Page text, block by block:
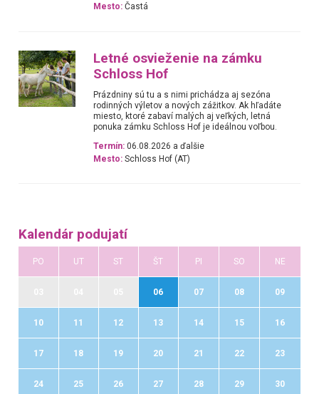
Mesto: Častá
Letné osvieženie na zámku
Schloss Hof
Prázdniny sú tu a s nimi prichádza aj sezóna
rodinných výletov a nových zážitkov. Ak hľadáte
miesto, ktoré zabaví malých aj veľkých, letná
ponuka zámku Schloss Hof je ideálnou voľbou.
Termín: 06.08.2026 a ďalšie
Mesto: Schloss Hof (AT)
Kalendár podujatí
PO UT ST ŠT PI SO NE
06 07 08 09
10 11 12 13 14 15 16
17 18 19 20 21 22 23
24 25 26 27 28 29 30